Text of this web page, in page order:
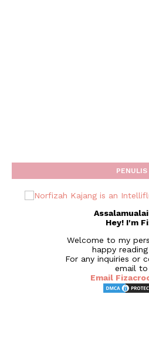
PENULIS
Hey! I'm
Welcome to my
happy reading
For any inquiries or
email to
Email